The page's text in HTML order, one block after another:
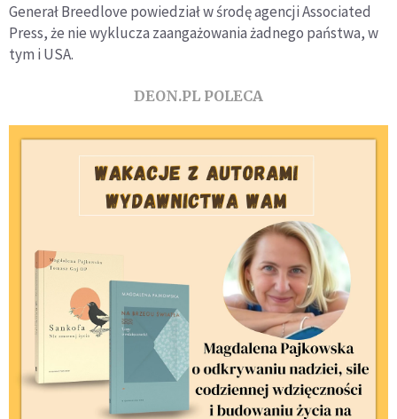
Generał Breedlove powiedział w środę agencji Associated
Press, że nie wyklucza zaangażowania żadnego państwa, w
tym i USA.
DEON.PL POLECA